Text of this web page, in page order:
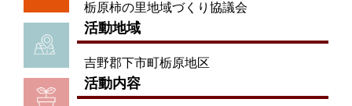
栃原柿の里地域づくり協議会
活動地域
吉野郡下市町栃原地区
活動内容